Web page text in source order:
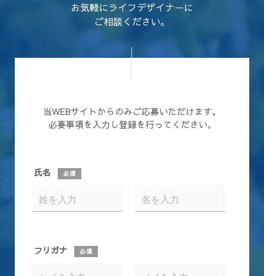
お気軽にライフデザイナーに
ご相談ください。
当WEBサイトからのみご応募いただけます。
必要事項を入力し登録を行ってください。
氏名 必須
フリガナ 必須